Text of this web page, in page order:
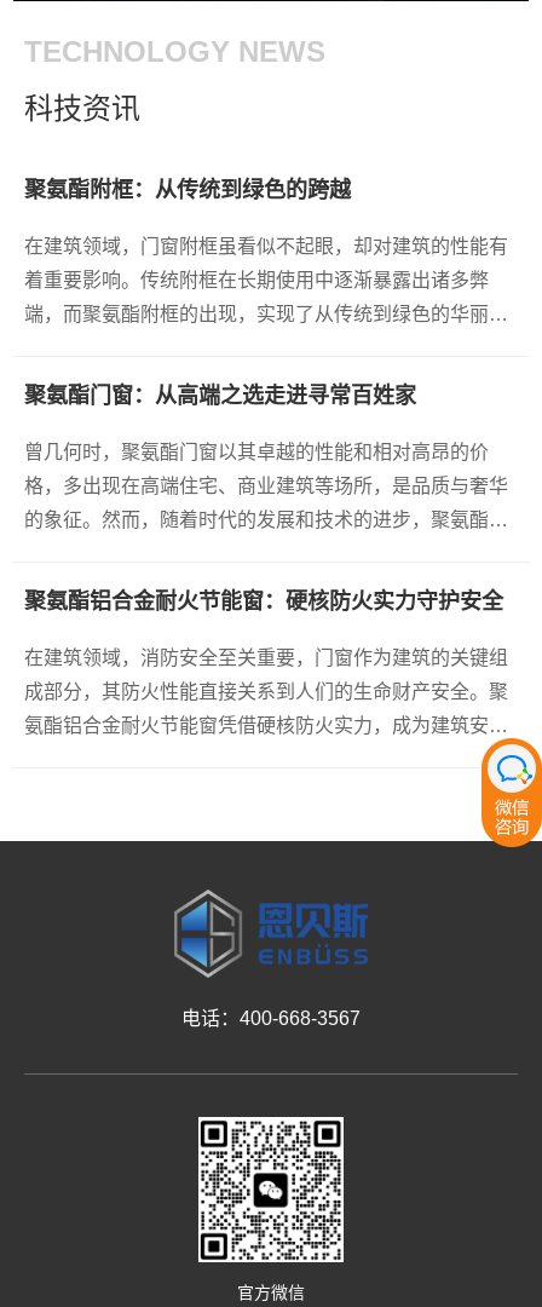
优异的保温性能和低导热系数，配
能耗幕墙领域的应用达到了行业先
碳发展的里程碑式案例。
了解更多
TECHNOLOGY NEWS
科技资讯
聚氨酯附框：从传统到绿色的跨越
在建筑领域，门窗附框虽看似不起眼，却对建筑的性能有
着重要影响。传统附框在长期使用中逐渐暴露出诸多弊
端，而聚氨酯附框的出现，实现了从传统到绿色的华丽跨
聚氨酯门窗：从高端之选走进寻常百姓家
曾几何时，聚氨酯门窗以其卓越的性能和相对高昂的价
格，多出现在高端住宅、商业建筑等场所，是品质与奢华
的象征。然而，随着时代的发展和技术的进步，聚氨酯门
庭带来前所未有的居住体验。
聚氨酯铝合金耐火节能窗：硬核防火实力守护安全
在建筑领域，消防安全至关重要，门窗作为建筑的关键组
成部分，其防火性能直接关系到人们的生命财产安全。聚
氨酯铝合金耐火节能窗凭借硬核防火实力，成为建筑安全
电话：400-668-3567
官方微信